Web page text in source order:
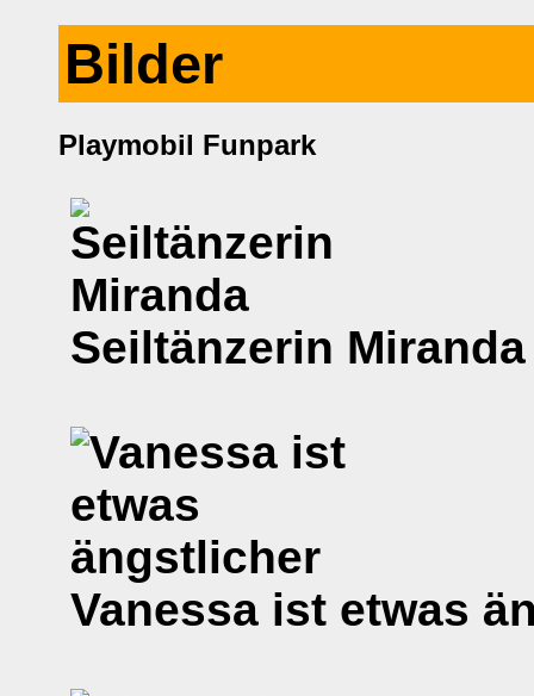
Bilder
Playmobil Funpark
Seiltänzerin Miranda
Vanessa ist etwas